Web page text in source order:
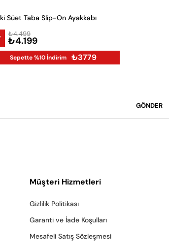
Süet Taba Slip-On Ayakkabı
₺4.199
₺4.499
Sepette %10 İndirim ₺3779
GÖNDER
Müşteri Hizmetleri
Gizlilik Politikası
Garanti ve İade Koşulları
Mesafeli Satış Sözleşmesi